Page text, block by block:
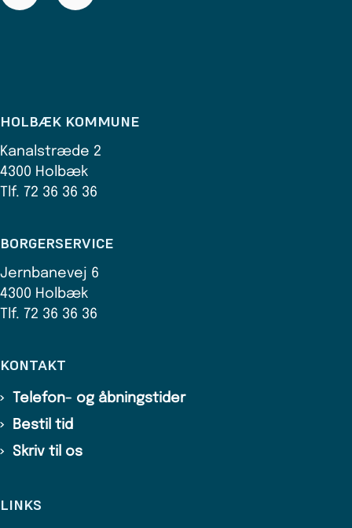
HOLBÆK KOMMUNE
Kanalstræde 2
4300 Holbæk
Tlf. 72 36 36 36
BORGERSERVICE
Jernbanevej 6
4300 Holbæk
Tlf. 72 36 36 36
KONTAKT
Telefon- og åbningstider
Bestil tid
Skriv til os
LINKS